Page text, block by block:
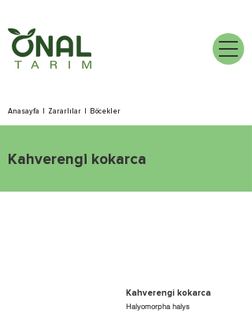
Anasayfa Zararlılar Böcekler
Kahverengi kokarca
Kahverengi kokarca
Halyomorpha halys